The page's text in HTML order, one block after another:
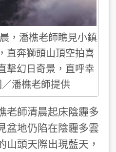
，潘樵老師瞧見小鎮
直奔獅頭山頂空拍喜
擊幻日奇景，直呼幸
潘樵老師提供
老師清晨起床陰霾多
盆地仍陷在陰霾多雲
山頭天際出現藍天，